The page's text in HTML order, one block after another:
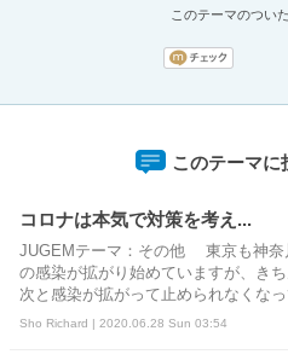
このテーマのつい
このテーマに
コロナは本気で対策を考え...
JUGEMテーマ：その他 東京も神奈
の感染が拡がり始めていますが、き
次と感染が拡がって止められなくなっ
Sho Richard | 2020.06.28 Sun 03:54